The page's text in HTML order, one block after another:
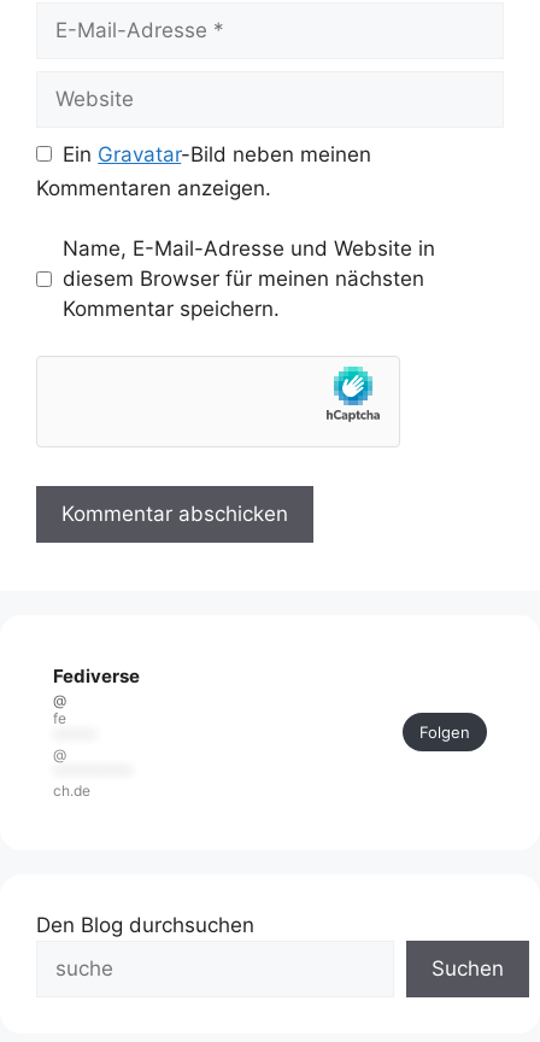
Mail-
Ein Gravatar-Bild neben meinen
Kommentaren anzeigen.
Name, E-Mail-Adresse und Website in
diesem Browser für meinen nächsten
Kommentar speichern.
Fediverse
@
fe
@
ch.de
Folgen
Den Blog durchsuchen
Suchen